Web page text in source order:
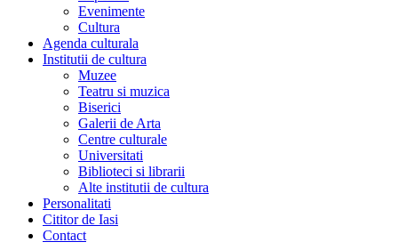
Evenimente
Cultura
Agenda culturala
Institutii de cultura
Muzee
Teatru si muzica
Biserici
Galerii de Arta
Centre culturale
Universitati
Biblioteci si librarii
Alte institutii de cultura
Personalitati
Cititor de Iasi
Contact